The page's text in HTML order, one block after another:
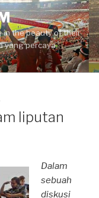
in the beauty of their
yang percaya
liputan
Dalam
sebuah
diskusi